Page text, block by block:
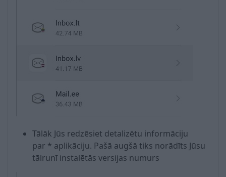
Tālāk Jūs redzēsiet detalizētu informāciju
par * aplikāciju. Pašā augšā tiks norādīts Jūsu
tālrunī instalētās versijas numurs